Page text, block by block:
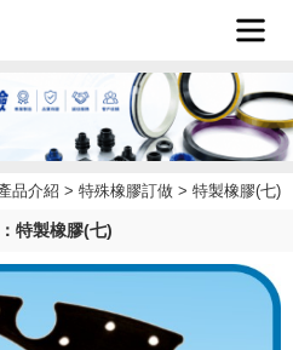
首頁
企業簡
介
最新消
息
產品介
品介紹 > 特殊橡膠訂做 > 特製橡膠(七)
特製橡膠(七)